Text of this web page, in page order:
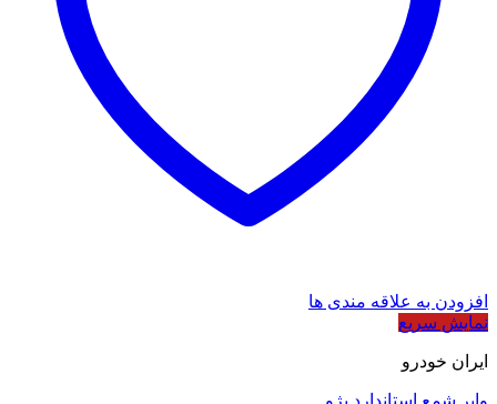
افزودن به علاقه مندی ها
نمایش سریع
ایران خودرو
وایر شمع استاندارد پژو